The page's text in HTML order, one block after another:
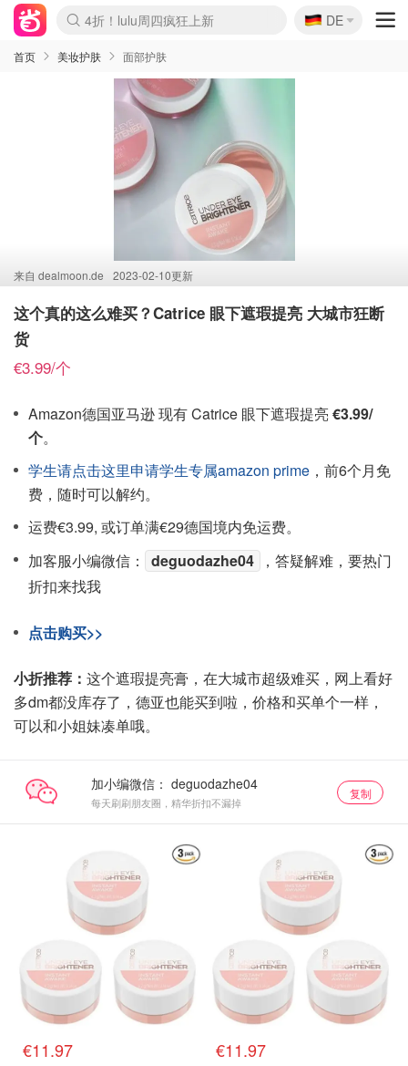
Boticinal 夏促开抢！
4折！lulu周四疯狂上新
还没结束！&OtherStories大促
Joybuy变相75折 随时失效
速领！Stanley独家85折
疑似霸哥！Camper额外叠85折
Zalando 奥莱闪促！每日更新
Moncler反季囤！5折起+叠9折
Coach Brooklyn仅€192
🇩🇪
DE
首页 美妆护肤 面部护肤
来自 dealmoon.de 2023-02-10更新
这个真的这么难买？Catrice 眼下遮瑕提亮 大城市狂断
货
€3.99/个
Amazon德国亚马逊 现有 Catrice 眼下遮瑕提亮€3.99/
个。
学生请点击这里申请学生专属amazon prime ，前6个月免
费，随时可以解约。
运费€3.99, 或订单满€29德国境内免运费。
加客服小编微信：
deguodazhe04
，答疑解难，要热门
折扣来找我
点击购买>>
小折推荐： 这个遮瑕提亮膏，在大城市超级难买，网上看好
多dm都没库存了，德亚也能买到啦，价格和买单个一样，
可以和小姐妹凑单哦。
加小编微信：
每天刷刷朋友圈，精华折扣不漏掉
复制
€11.97 €11.97